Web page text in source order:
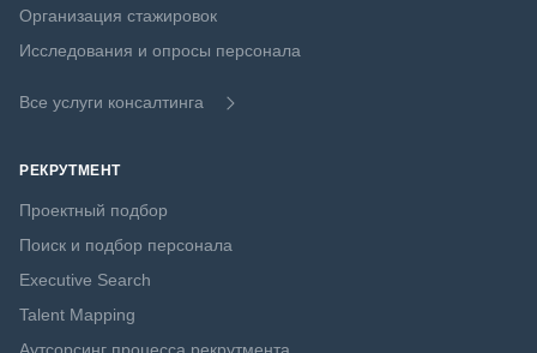
Организация стажировок
Исследования и опросы персонала
Все услуги консалтинга
РЕКРУТМЕНТ
Проектный подбор
Поиск и подбор персонала
Executive Search
Talent Mapping